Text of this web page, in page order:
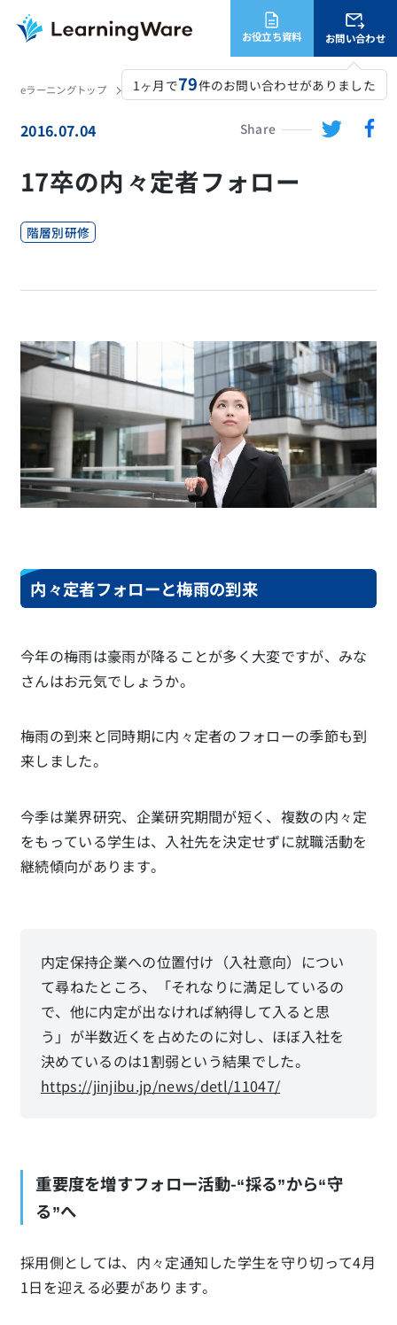
お役立ち資料 お問い合わせ
1ヶ月で79件のお問い合わせがありました
eラーニングトップ LearningWare コラム 17卒の内々定者フォロー
Share
2016.07.04
17卒の内々定者フォロー
階層別研修
内々定者フォローと梅雨の到来
今年の梅雨は豪雨が降ることが多く大変ですが、みな
さんはお元気でしょうか。
梅雨の到来と同時期に内々定者のフォローの季節も到
来しました。
今季は業界研究、企業研究期間が短く、複数の内々定
をもっている学生は、入社先を決定せずに就職活動を
継続傾向があります。
内定保持企業への位置付け（入社意向）につい
て尋ねたところ、「それなりに満足しているの
で、他に内定が出なければ納得して入ると思
う」が半数近くを占めたのに対し、ほぼ入社を
決めているのは1割弱という結果でした。
https://jinjibu.jp/news/detl/11047/
重要度を増すフォロー活動-“採る”から“守
る”へ
採用側としては、内々定通知した学生を守り切って4月
1日を迎える必要があります。